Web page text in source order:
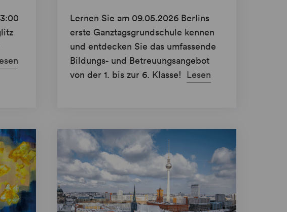
Lernen Sie am 09.05.2026 Berlins
erste Ganztagsgrundschule kennen
und entdecken Sie das umfassende
Bildungs- und Betreuungsangebot
von der 1. bis zur 6. Klasse! Lesen